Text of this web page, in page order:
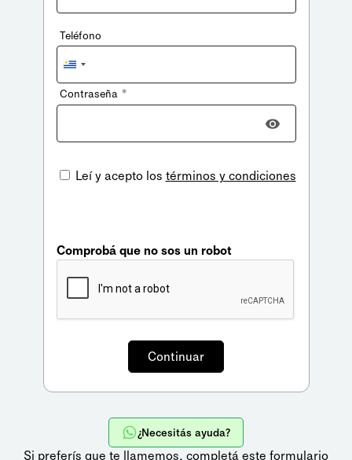
Teléfono
Uruguay
+598
Contraseña *
Leí y acepto los términos y condiciones
Comprobá que no sos un robot
¿Necesitás ayuda?
Si preferís que te llamemos, completá este formulario